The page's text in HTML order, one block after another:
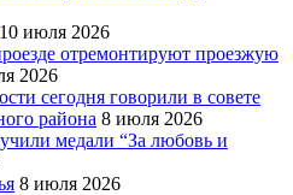
10 июля 2026
отремонтируют проезжую
2026
сегодня говорили в совете
района 8 июля 2026
медали “За любовь и
8 июля 2026